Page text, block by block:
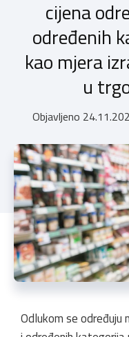
cijena
određenih
kao mjera
u
Objavljeno
Odlukom se određuju